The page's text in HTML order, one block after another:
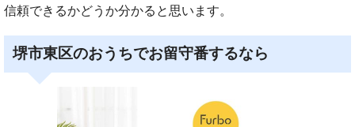
信頼できるかどうか分かると思います。
堺市東区のおうちでお留守番するなら